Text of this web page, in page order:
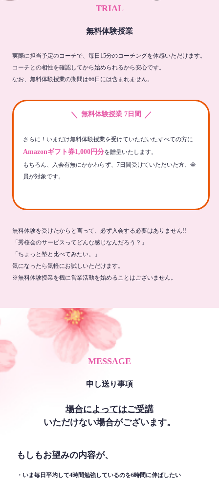
TRIAL
無料体験授業
実際に担当予定のコーチで、毎日15分のコーチングを体感いただけます。
コーチとの相性を確認してから始められるから安心です。
なお、無料体験授業の期間は66日には含まれません。
＼ 無料体験授業 7日間 ／
さらに！いまだけ無料体験授業を受けていただいたすべての方に
Amazonギフト券1,000円分を贈呈いたします。
もちろん、入会有無にかかわらず、7日間受けていただいた方、全
員が対象です。
無料体験を受けたからと言って、必ず入会する必要はありません!!
「秀桜会のサービスってどんな感じなんだろう？」
「ちょっと塾と比べてみたい。」
気になったら気軽にお試しいただけます。
※無料体験授業を機に営業活動を始めることはございません。
MESSAGE
申し送り事項
場合によってはご受講
いただけない場合がございます。
もしもお望みの内容が、
・いま毎日平均して4時間勉強しているのを6時間に伸ばしたい